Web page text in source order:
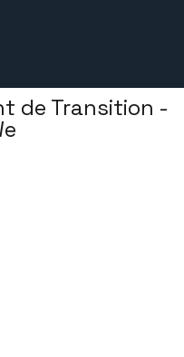
de Transition -